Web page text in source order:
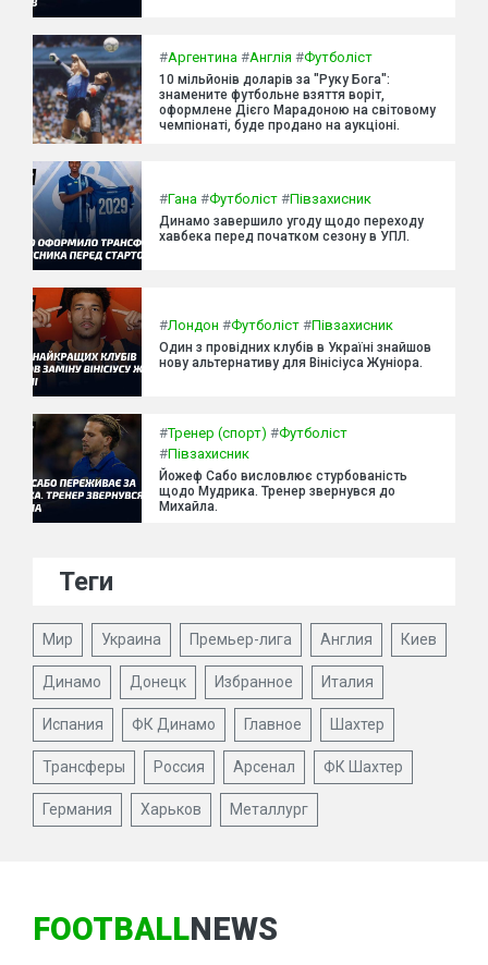
#Аргентина #Англія #Футболіст
10 мільйонів доларів за "Руку Бога":
знамените футбольне взяття воріт,
оформлене Дієго Марадоною на світовому
чемпіонаті, буде продано на аукціоні.
#Гана #Футболіст #Півзахисник
Динамо завершило угоду щодо переходу
хавбека перед початком сезону в УПЛ.
#Лондон #Футболіст #Півзахисник
Один з провідних клубів в Україні знайшов
нову альтернативу для Вінісіуса Жуніора.
#Тренер (спорт) #Футболіст
#Півзахисник
Йожеф Сабо висловлює стурбованість
щодо Мудрика. Тренер звернувся до
Михайла.
Теги
Мир Украина Премьер-лига Англия Киев
Динамо Донецк Избранное Италия
Испания ФК Динамо Главное Шахтер
Трансферы Россия Арсенал ФК Шахтер
Германия Харьков Металлург
FOOTBALLNEWS